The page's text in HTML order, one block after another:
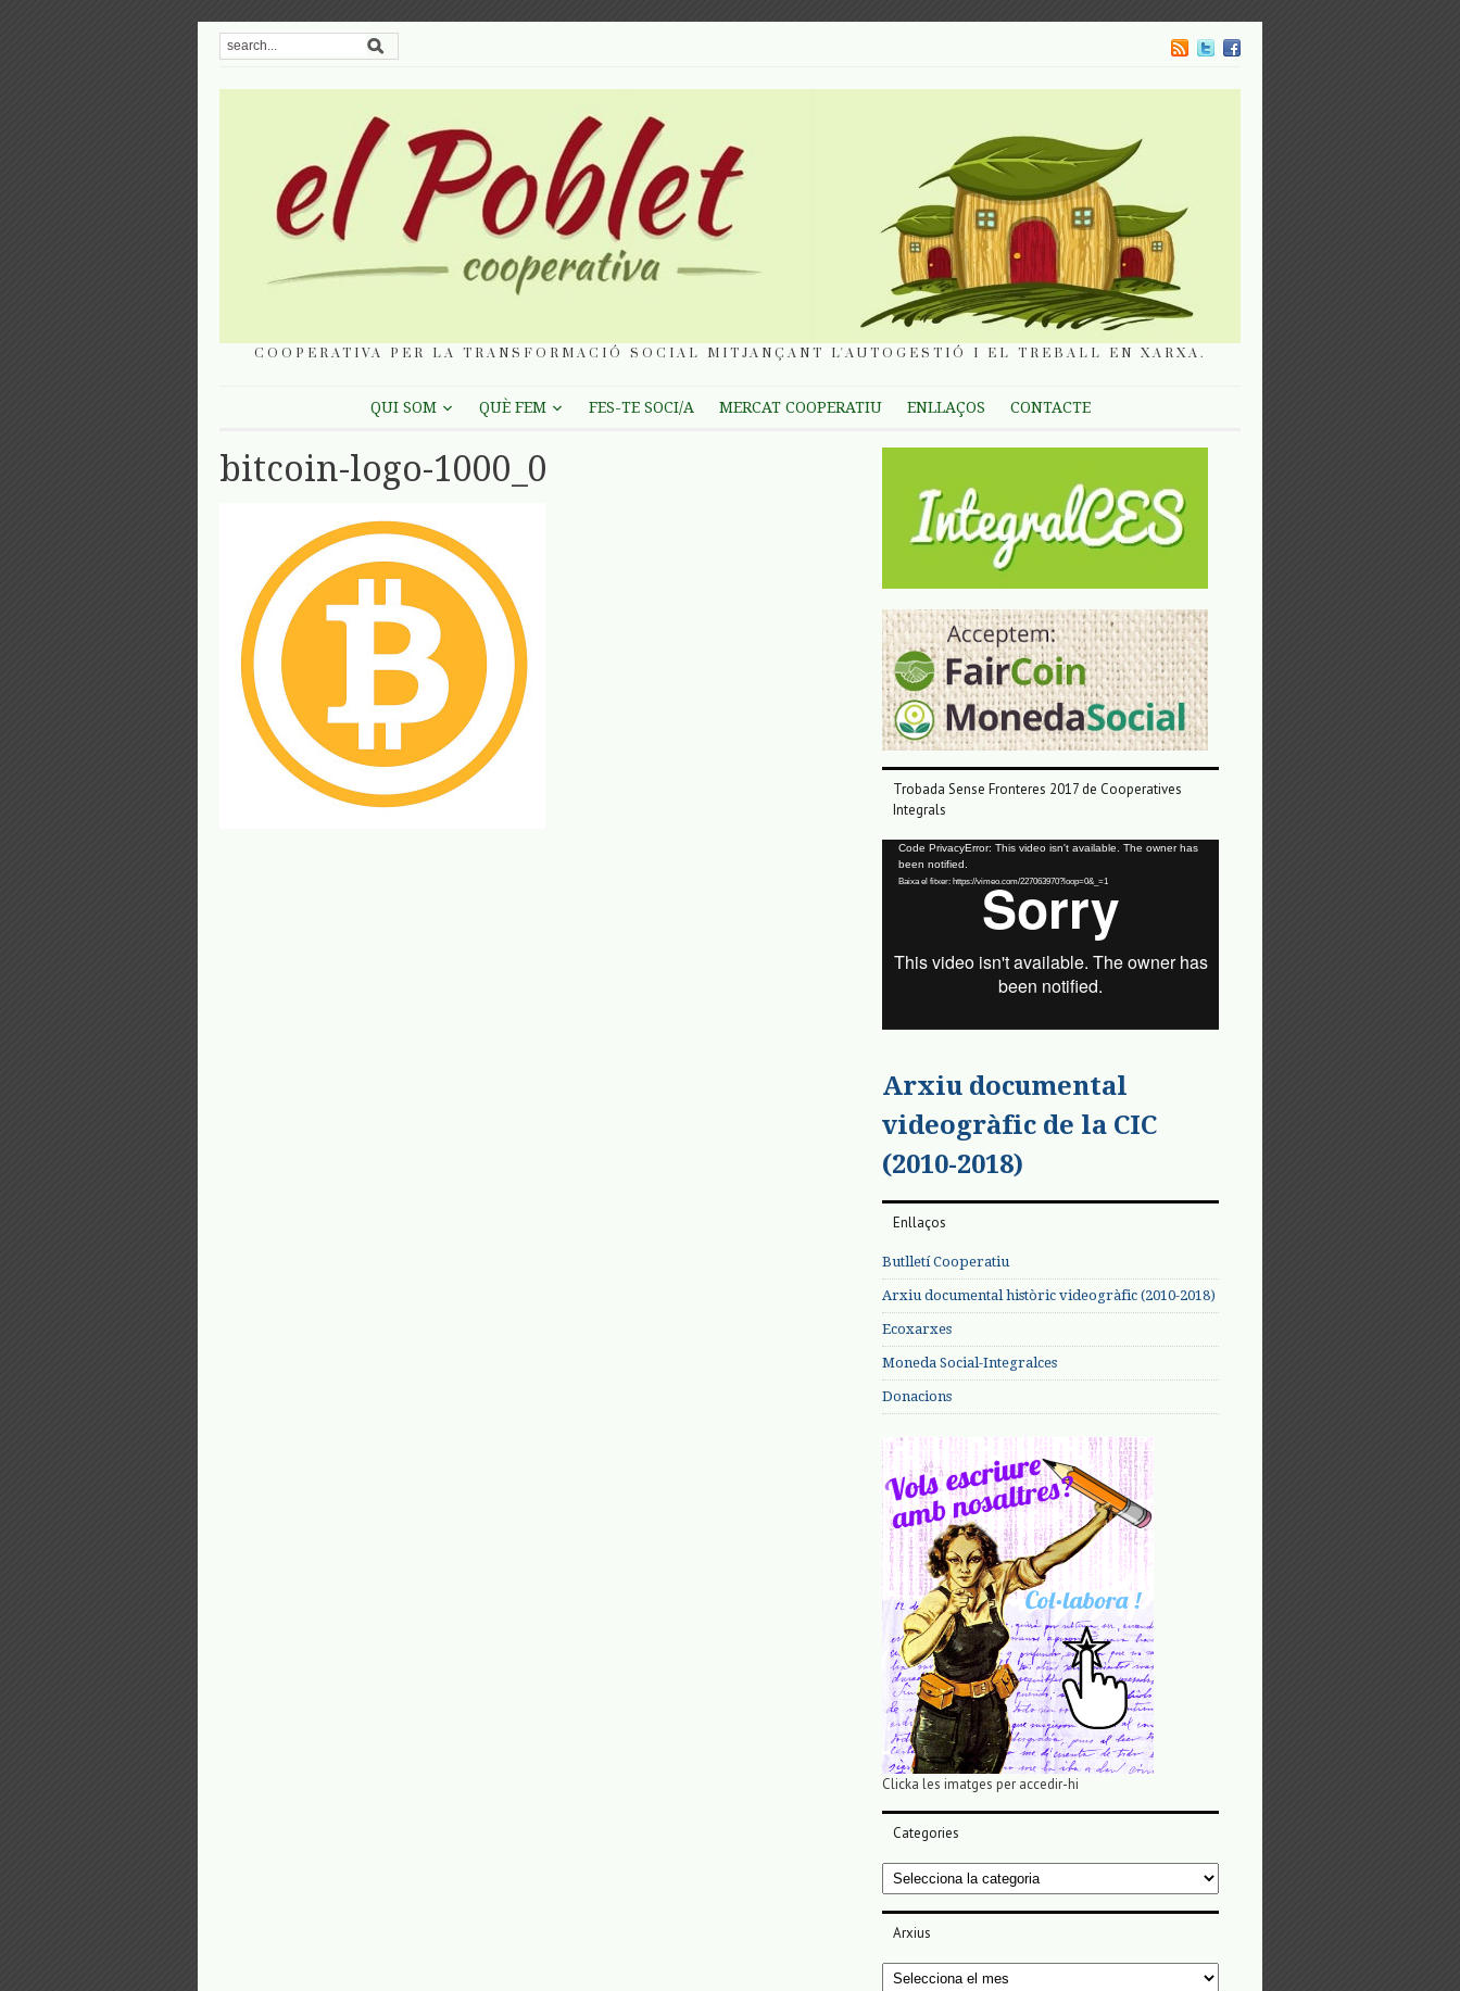
COOPERATIVA PER LA TRANSFORMACIÓ SOCIAL MITJANÇANT L'AUTOGESTIÓ I EL TREBALL EN XARXA.
QUI SOM QUÈ FEM FES-TE SOCI/A MERCAT COOPERATIU ENLLAÇOS CONTACTE
bitcoin-logo-1000_0
Trobada Sense Fronteres 2017 de Cooperatives
Integrals
Reproductor
vídeo
Code PrivacyError: This video isn't available. The owner has
been notified.
Baixa el fitxer: https://vimeo.com/227063970?loop=0&_=1
Arxiu documental
videogràfic de la CIC
(2010-2018)
Enllaços
Butlletí Cooperatiu
Arxiu documental històric videogràfic (2010-2018)
Ecoxarxes
Moneda Social-Integralces
Donacions
Clicka les imatges per accedir-hi
Categories
Categories
Arxius
Arxius